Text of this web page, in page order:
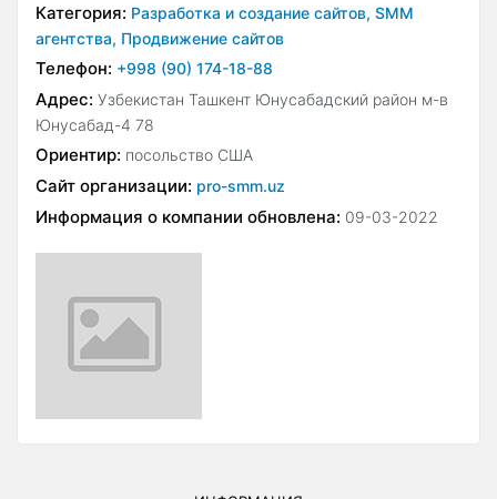
Категория: Разработка и создание сайтов, SMM
агентства, Продвижение сайтов
Телефон: +998 (90) 174-18-88
Адрес: Узбекистан Ташкент Юнусабадский район м-в
Юнусабад-4 78
Ориентир: посольство США
Сайт организации: pro-smm.uz
Информация о компании обновлена: 09-03-2022